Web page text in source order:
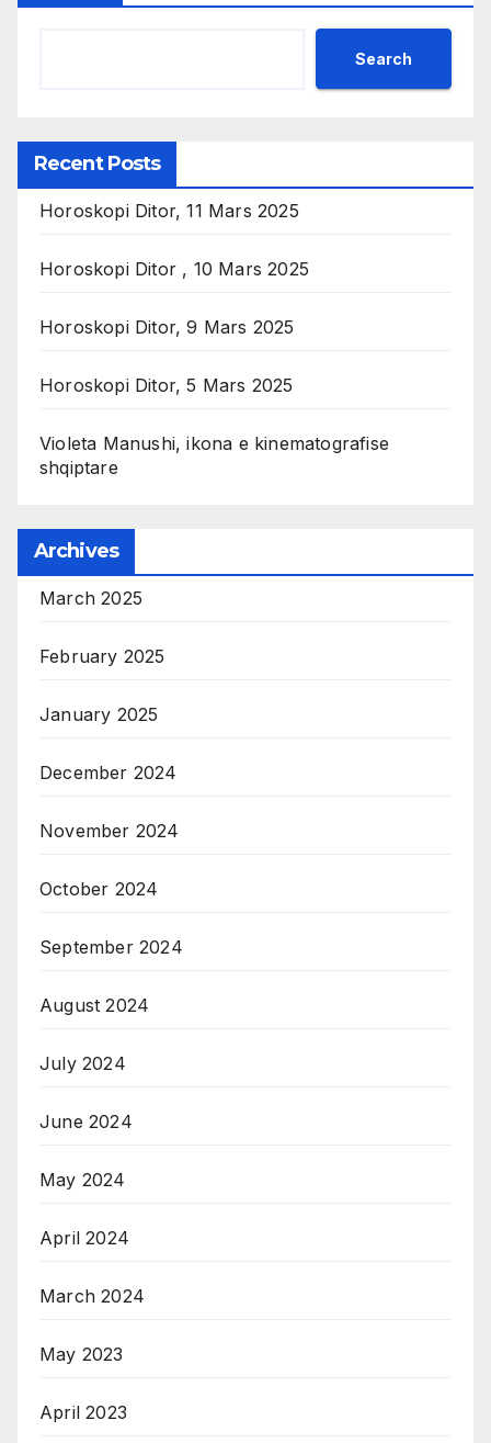
Search
Recent Posts
Horoskopi Ditor, 11 Mars 2025
Horoskopi Ditor , 10 Mars 2025
Horoskopi Ditor, 9 Mars 2025
Horoskopi Ditor, 5 Mars 2025
Violeta Manushi, ikona e kinematografise
shqiptare
Archives
March 2025
February 2025
January 2025
December 2024
November 2024
October 2024
September 2024
August 2024
July 2024
June 2024
May 2024
April 2024
March 2024
May 2023
April 2023